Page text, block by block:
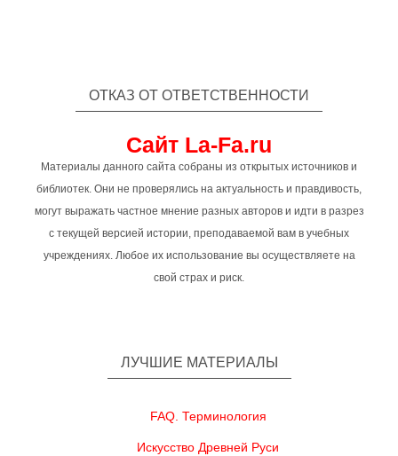
ОТКАЗ ОТ ОТВЕТСТВЕННОСТИ
Сайт La-Fa.ru
Материалы данного сайта собраны из открытых источников и
библиотек. Они не проверялись на актуальность и правдивость,
могут выражать частное мнение разных авторов и идти в разрез
с текущей версией истории, преподаваемой вам в учебных
учреждениях. Любое их использование вы осуществляете на
свой страх и риск.
ЛУЧШИЕ МАТЕРИАЛЫ
FAQ. Терминология
Искусство Древней Руси